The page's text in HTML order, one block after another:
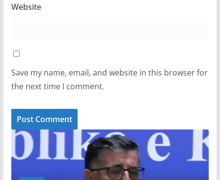
Website
Save my name, email, and website in this browser for
the next time I comment.